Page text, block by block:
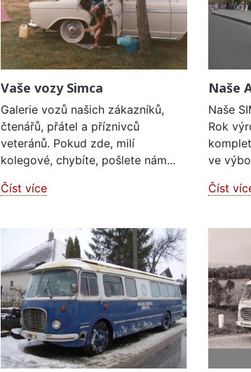
Vaše vozy Simca
Galerie vozů našich zákazníků,
čtenářů, přátel a příznivců
veteránů. Pokud zde, milí
kolegové, chybíte, pošlete nám...
Číst více
Naše
Naše
Rok
ve
Číst